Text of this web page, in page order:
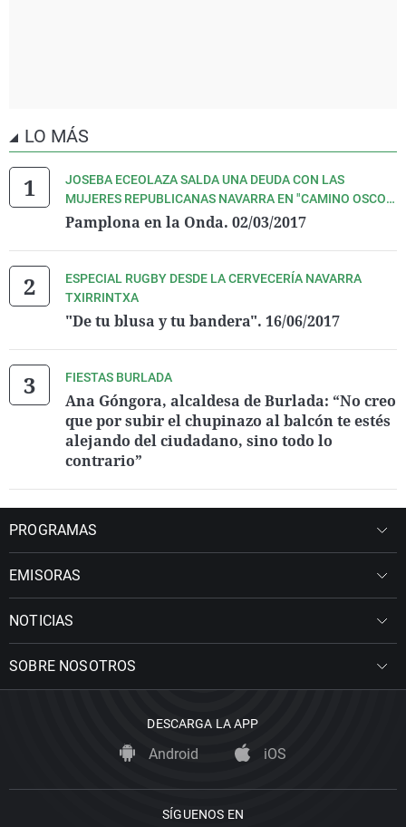
LO MÁS
JOSEBA ECEOLAZA SALDA UNA DEUDA CON LAS
MUJERES REPUBLICANAS NAVARRA EN "CAMINO OSCOZ
Y OTRAS HISTORIAS DEL 36".
Pamplona en la Onda. 02/03/2017
ESPECIAL RUGBY DESDE LA CERVECERÍA NAVARRA
TXIRRINTXA
"De tu blusa y tu bandera". 16/06/2017
FIESTAS BURLADA
Ana Góngora, alcaldesa de Burlada: “No creo
que por subir el chupinazo al balcón te estés
alejando del ciudadano, sino todo lo
contrario”
PROGRAMAS
EMISORAS
NOTICIAS
SOBRE NOSOTROS
DESCARGA LA APP
Android iOS
SÍGUENOS EN